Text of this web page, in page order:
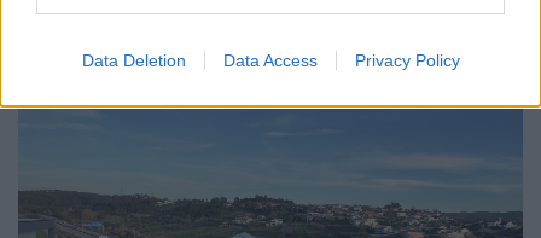
Data Deletion Data Access Privacy Policy